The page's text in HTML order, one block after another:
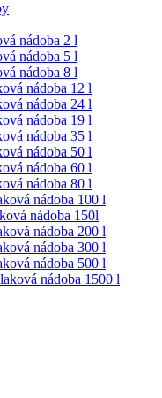
nádoba 2 l
nádoba 5 l
nádoba 8 l
nádoba 12 l
nádoba 24 l
nádoba 19 l
nádoba 35 l
nádoba 50 l
nádoba 60 l
nádoba 80 l
nádoba 100 l
nádoba 150l
nádoba 200 l
nádoba 300 l
nádoba 500 l
nádoba 1500 l